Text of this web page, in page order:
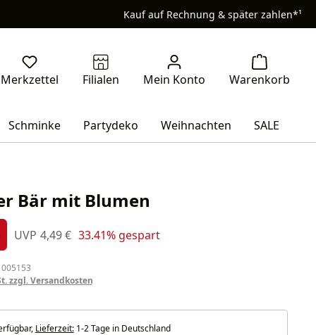
Kauf auf Rechnung & später zahlen*¹
Schminke Partydeko Weihnachten SALE
Bär mit Blumen
UVP
Regulärer Preis:
4,49 € 33.41% gespart
zzgl. Versandkosten
Lieferzeit:1-2 Tage in Deutschland